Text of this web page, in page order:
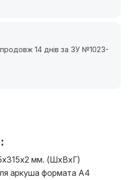
14 днів за ЗУ №1023-
мм. (ШхВхГ)
аркуша формата А4